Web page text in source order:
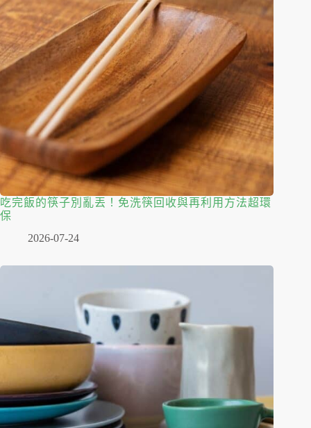
吃完飯的筷子別亂丟！免洗筷回收與再利用方法超環
保
2026-07-24